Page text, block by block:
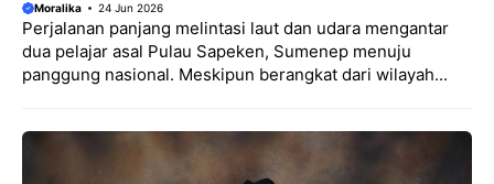
Moralika 24 Jun 2026
Perjalanan panjang melintasi laut dan udara mengantar
dua pelajar asal Pulau Sapeken, Sumenep menuju
panggung nasional. Meskipun berangkat dari wilayah...